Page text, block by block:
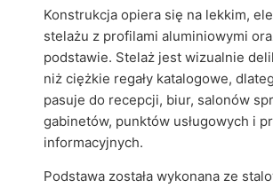
Konstrukcja opiera się na lekkim,
stelażu z profilami aluminiowymi
podstawie. Stelaż jest wizualnie
niż ciężkie regały katalogowe,
pasuje do recepcji, biur, salonów
gabinetów, punktów usługowych i
informacyjnych.
Podstawa została wykonana ze